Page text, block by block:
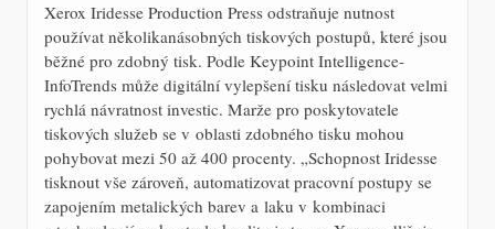
Xerox Iridesse Production Press odstraňuje nutnost
používat několikanásobných tiskových postupů, které jsou
běžné pro zdobný tisk. Podle Keypoint Intelligence-
InfoTrends může digitální vylepšení tisku následovat velmi
rychlá návratnost investic. Marže pro poskytovatele
tiskových služeb se v oblasti zdobného tisku mohou
pohybovat mezi 50 až 400 procenty. „Schopnost Iridesse
tisknout vše zároveň, automatizovat pracovní postupy se
zapojením metalických barev a laku v kombinaci